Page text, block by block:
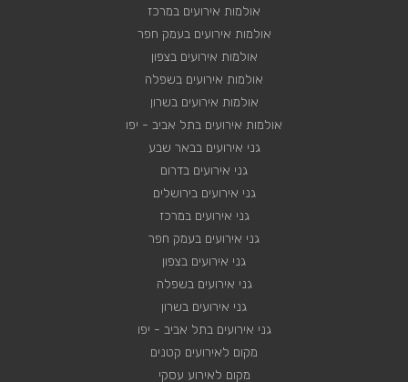
אולמות אירועים במרכז
אולמות אירועים בעמק חפר
אולמות אירועים בצפון
אולמות אירועים בשפלה
אולמות אירועים בשרון
אולמות אירועים בתל אביב - יפו
גני אירועים בבאר שבע
גני אירועים בדרום
גני אירועים בירושלים
גני אירועים במרכז
גני אירועים בעמק חפר
גני אירועים בצפון
גני אירועים בשפלה
גני אירועים בשרון
גני אירועים בתל אביב - יפו
מקום לאירועים קטנים
מקום לאירוע עסקי